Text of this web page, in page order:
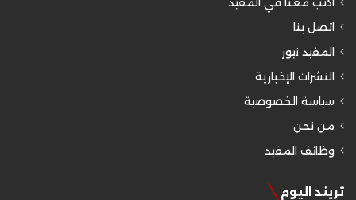
اتصل بنا
المفيد نيوز
النشرات الإخبارية
سياسة الخصوصية
من نحن
وظائف المفيد
تريند اليوم